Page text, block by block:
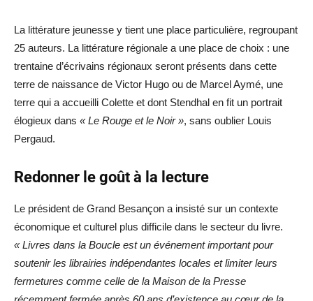
La littérature jeunesse y tient une place particulière, regroupant
25 auteurs. La littérature régionale a une place de choix : une
trentaine d’écrivains régionaux seront présents dans cette
terre de naissance de Victor Hugo ou de Marcel Aymé, une
terre qui a accueilli Colette et dont Stendhal en fit un portrait
élogieux dans « Le Rouge et le Noir », sans oublier Louis
Pergaud.
Redonner le goût à la lecture
Le président de Grand Besançon a insisté sur un contexte
économique et culturel plus difficile dans le secteur du livre.
« Livres dans la Boucle est un événement important pour
soutenir les librairies indépendantes locales et limiter leurs
fermetures comme celle de la Maison de la Presse